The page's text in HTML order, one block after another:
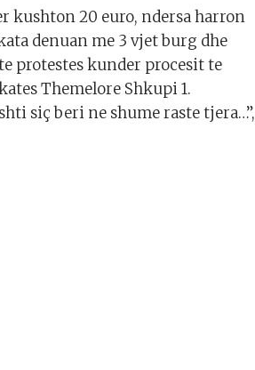
kushton 20 euro, ndersa harron
denuan me 3 vjet burg dhe
protestes kunder procesit te
Themelore Shkupi 1.
siç beri ne shume raste tjera…”,